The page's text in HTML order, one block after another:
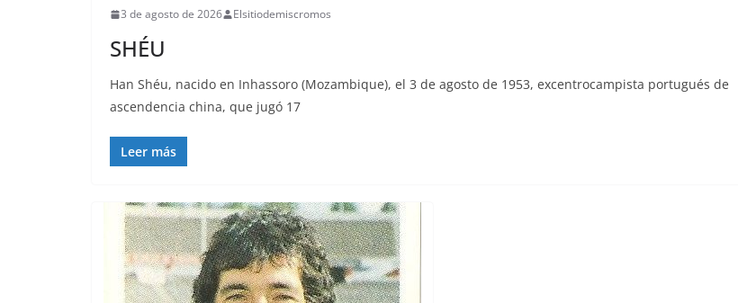
3 de agosto de 2026 Elsitiodemiscromos
SHÉU
Han Shéu, nacido en Inhassoro (Mozambique), el 3 de agosto de 1953, excentrocampista portugués de
ascendencia china, que jugó 17
Leer más